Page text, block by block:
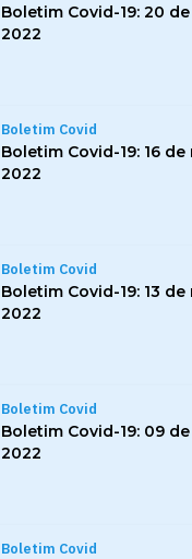
Boletim Covid-19: 20
2022
Boletim Covid
Boletim Covid-19: 16
2022
Boletim Covid
Boletim Covid-19: 13
2022
Boletim Covid
Boletim Covid-19: 09
2022
Boletim Covid